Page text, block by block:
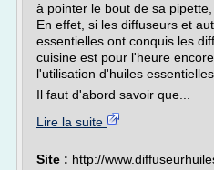
à pointer le bout de sa
En effet, si les diffuseurs et
essentielles ont conquis les
cuisine est pour l'heure
l'utilisation d'huiles essentielles.
Il faut d'abord savoir que...
Lire la suite
Site : http://